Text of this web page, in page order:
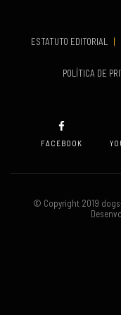
ESTATUTO EDITORIAL |
POLÍTICA DE
FACEBOOK
© Copyright 2019